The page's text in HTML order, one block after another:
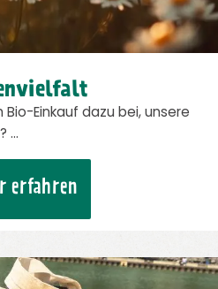
Einkauf dazu bei, unsere
…
erfahren